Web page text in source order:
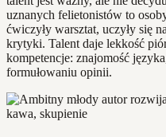
uznanych felietonistów to
ćwiczyły warsztat, uczyły się
krytyki. Talent daje lekkość
kompetencje: znajomość
formułowaniu opinii.